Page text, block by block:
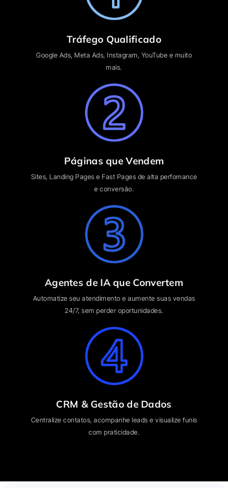
Tráfego Qualificado
Google Ads, Meta Ads, Instagram, YouTube e muito
mais.
Páginas que Vendem
Sites, Landing Pages e Fast Pages de alta perfomance
e conversão.
Agentes de IA que Convertem
Automatize seu atendimento e aumente suas vendas
24/7, sem perder oportunidades.
CRM & Gestão de Dados
Centralize contatos, acompanhe leads e visualize funis
com praticidade.